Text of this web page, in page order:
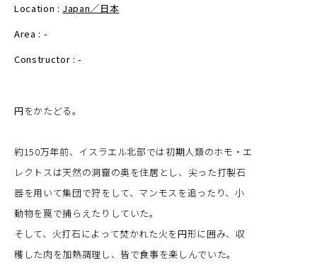
まだ不安定な存在ながらも、これから必ず何か起こる
ことが約束されている。
なスケールの構造体として再構築するインスタレーシ
グリッド状に点在する正円形プレートは、集落の風景
を抽象的に擬似化したアウトラインとして配置。
均質に並ぶ円盤は個々の住まいを示すと同時に、互い
の距離や関係性によって成立するコミュニティの構造
を示唆している。
Location : Japan／日本
Area : -
Constructor : -
円をかたどる。
約150万年前、イスラエル北部では初期人類のホモ・エ
レクトスは天然の洞窟の奥を住居とし、尖った打製石
器を用いて集団で狩をして、マンモスを追ったり、小
動物を罠で捕らえたりしていた。
そして、火打石によって焚かれた火を円形に囲み、収
穫した肉を加熱調理し、皆で食事を楽しんでいた。